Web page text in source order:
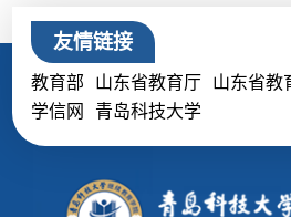
友情链接
教育部 山东省教育厅
山东省教
学信网
青岛科技大学